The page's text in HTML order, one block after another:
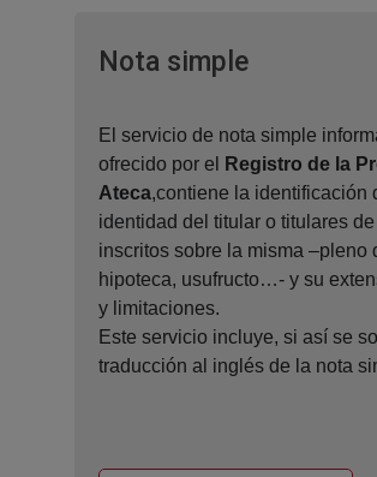
Nota simpleVentana
El servicio de nota simple
ofrecido por el
Registro de la
Ateca,contiene la identificación
identidad del titular o titulares
inscritos sobre la misma –pleno
hipoteca, usufructo…- y su
y limitaciones.
Este servicio incluye, si así se
traducción al inglés de la nota